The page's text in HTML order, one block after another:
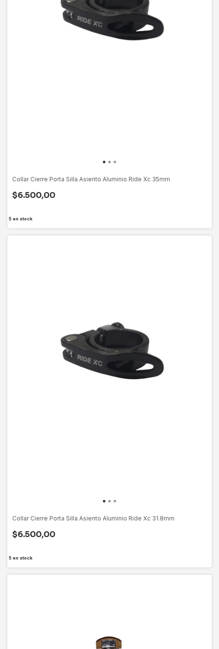
Collar Cierre Porta Silla Asiento Aluminio Ride Xc 35mm
$6.500,00
5 en stock
Collar Cierre Porta Silla Asiento Aluminio Ride Xc 31.8mm
$6.500,00
5 en stock